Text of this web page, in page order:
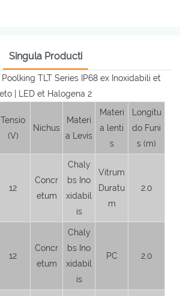
Singula Producti
Tensio
(V)
Nichus
Materi
a Levis
Materi
a lenti
s
Longitu
do Funi
s (m)
12
Concr
etum
Chaly
bs Ino
xidabil
is
Vitrum
Duratu
m
2.0
12
Concr
etum
Chaly
bs Ino
xidabil
is
PC 2.0